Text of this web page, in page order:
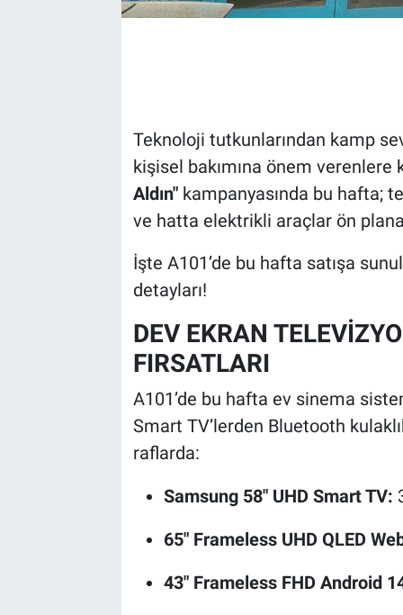
Teknoloji tutkunlarından kamp
kişisel bakımına önem
Aldın"kampanyasında bu hafta;
ve hatta elektrikli araçlar ön plana
İşte A101’de bu hafta satışa
detayları!
DEV EKRAN
FIRSATLARI
A101’de bu hafta ev sinema
Smart TV’lerden Bluetooth
raflarda:
Samsung 58" UHD Smart TV:
65" Frameless UHD QLED
43" Frameless FHD Android